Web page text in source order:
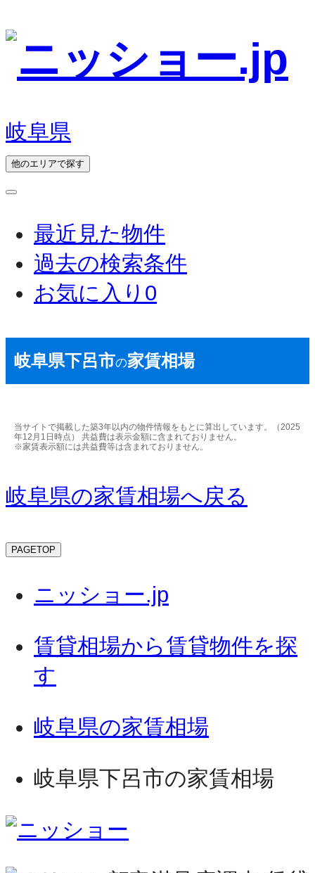
岐阜県
他のエリアで探す
最近見た物件
過去の検索条件
お気に入り 0
岐阜県下呂市の家賃相場
当サイトで掲載した築3年以内の物件情報をもとに算出しています。（2025
年12月1日時点） 共益費は表示金額に含まれておりません。
※家賃表示額には共益費等は含まれておりません。
岐阜県の家賃相場へ戻る
PAGETOP
ニッショー.jp
賃貸相場から賃貸物件を探
す
岐阜県の家賃相場
岐阜県下呂市の家賃相場